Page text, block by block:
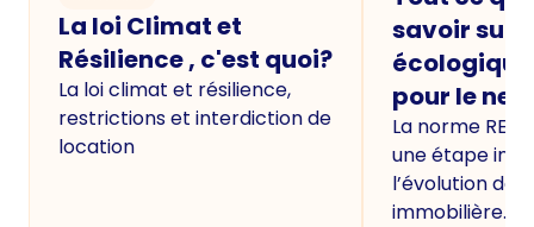
La loi Climat et
Résilience , c'est quoi?
La loi climat et résilience,
restrictions et interdiction de
location
savoir sur
écologique
pour le
La norme
une étape
l’évolution de
immobilière.